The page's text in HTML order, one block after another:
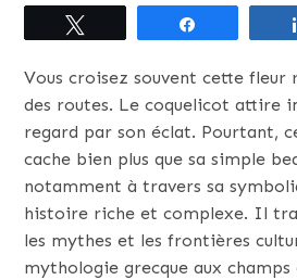
Vous croisez souvent cette fleur
des routes. Le coquelicot attire
regard par son éclat. Pourtant,
cache bien plus que sa simple
notamment à travers sa
histoire riche et complexe. Il
les mythes et les frontières
mythologie grecque aux